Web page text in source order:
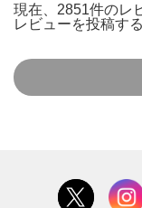
現在、2851件のレ
レビューを投稿す